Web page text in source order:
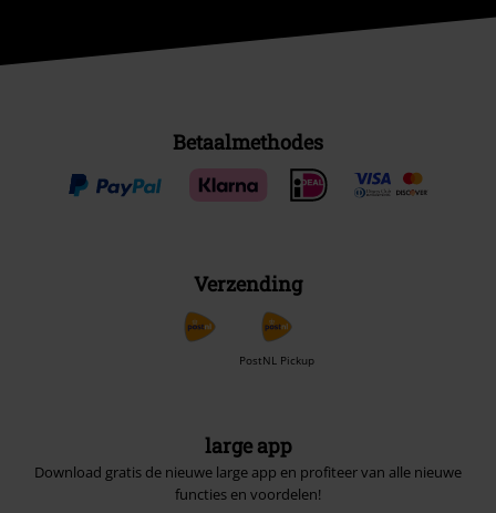
Betaalmethodes
Verzending
PostNL Pickup
large app
Download gratis de nieuwe large app en profiteer van alle nieuwe
functies en voordelen!